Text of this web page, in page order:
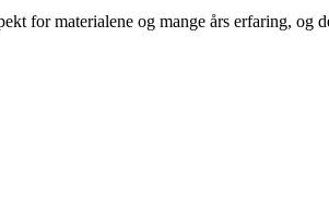
for materialene og mange års erfaring, og